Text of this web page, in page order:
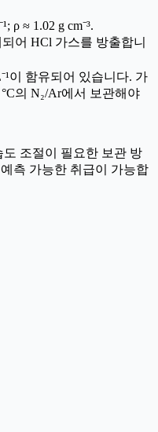
ρ ≈ 1.02 g cm⁻³.
어 HCl 가스를 방출합니
이 함유되어 있습니다. 가
의 N₂/Ar에서 보관해야
조절이 필요한 보관 방
측 가능한 취급이 가능합